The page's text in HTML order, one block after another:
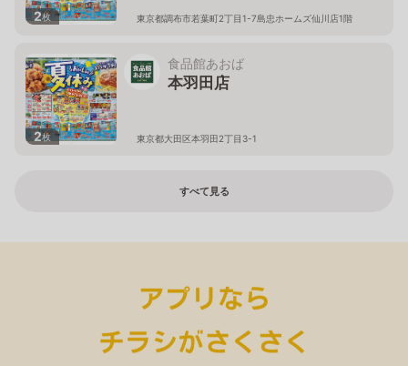
2枚 東京都調布市若葉町2丁目1-7島忠ホームズ仙川店1階
2枚
食品館あおば
本羽田店
東京都大田区本羽田2丁目3-1
すべて見る